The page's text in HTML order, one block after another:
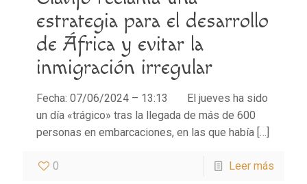
estrategia para el desarrollo
de África y evitar la
inmigración irregular
Fecha: 07/06/2024 – 13:13 El jueves ha sido
un día «trágico» tras la llegada de más de 600
personas en embarcaciones, en las que había […]
0 Leer más